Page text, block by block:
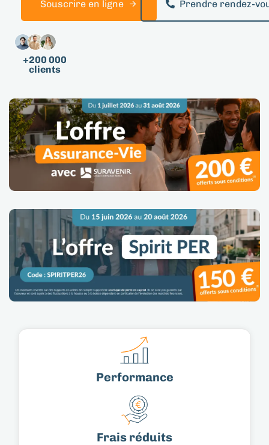
Souscrire en ligne Prendre rendez-
+200 000
clients
Performance
Frais réduits​